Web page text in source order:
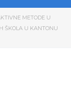
METODE U
ŠKOLA U KANTONU